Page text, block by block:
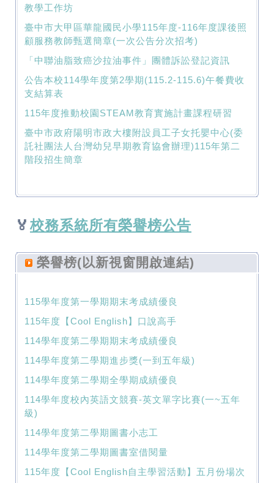
教學工作坊
臺中市大甲區華龍國民小學115年度-116年度課後照
顧服務教師甄選簡章(一次公告分次招考)
「中聯油脂致癌沙拉油事件」團體訴訟登記資訊
公告本校114學年度第2學期(115.2-115.6)午餐費收
支結算表
115年度推動校園STEAM教育實施計畫課程研習
臺中市政府陽明市政大樓附設員工子女托嬰中心(委
託社團法人台灣幼兒早期教育協會辦理)115年第二
階段招生簡章
🏅 校務系統所有榮譽榜公告
榮譽榜(以新視窗開啟連結)
115學年度第一學期期末考成績優良
115年度【Cool English】口說高手
114學年度第二學期期末考成績優良
114學年度第二學期進步獎(一到五年級)
114學年度第二學期全學期成績優良
114學年度校內英語文競賽-英文單字比賽(一~五年
級)
114學年度第二學期圖書小志工
114學年度第二學期圖書室借閱量
115年度【Cool English自主學習活動】五月份場次